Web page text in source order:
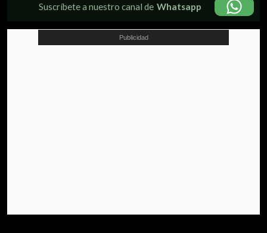
Suscríbete a nuestro canal de Whatsapp